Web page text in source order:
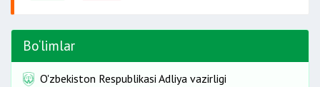
Bo‘limlar
O'zbekiston Respublikasi Adliya vazirligi